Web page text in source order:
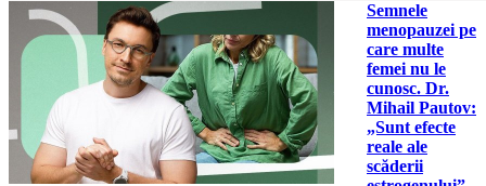
Semnele
menopauzei pe
care multe
femei nu le
cunosc. Dr.
Mihail Pautov:
„Sunt efecte
reale ale
scăderii